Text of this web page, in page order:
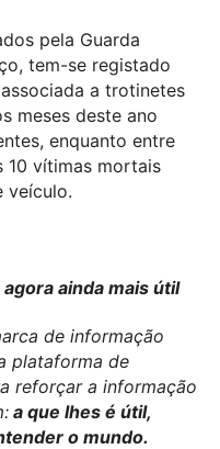
pela Guarda
tem-se registado
a trotinetes
meses deste ano
enquanto entre
10 vítimas mortais
veículo.
ainda mais útil
de informação
plataforma de
reforçar a informação
a que lhes é útil,
o mundo.